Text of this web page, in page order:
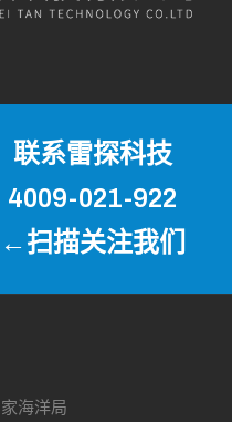
联系雷探科技
4009-021-922
←扫描关注我们
家海洋局